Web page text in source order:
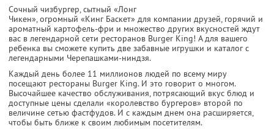
Сочный чизбургер, сытный «Лонг
Чикен», огромный «Кинг Баскет» для компании друзей, горячий и
ароматный картофель-фри и множество других вкусностей ждут
вас в легендарной сети ресторанов Burger King! А для вашего
ребенка вы сможете купить две забавные игрушки и каталог с
легендарными Черепашками-ниндзя.
Каждый день более 11 миллионов людей по всему миру
посещают рестораны Burger King. И это говорит о многом.
Высочайшее качество обслуживания, потрясающий вкус блюд и
доступные цены сделали «королевство бургеров» второй по
величине сетью фастфудов. И с каждым днем она расширяется,
чтобы быть ближе к своим любимым посетителям.